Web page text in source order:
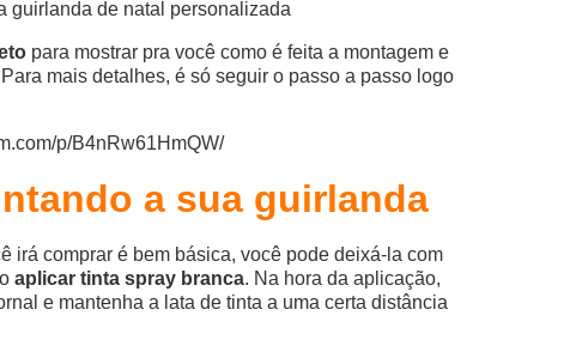
para mostrar pra você como é feita a montagem e
mais detalhes, é só seguir o passo a passo logo
p/B4nRw61HmQW/
a sua guirlanda
irá comprar é bem básica, você pode deixá-la com
aplicar tinta spray branca. Na hora da aplicação,
e mantenha a lata de tinta a uma certa distância